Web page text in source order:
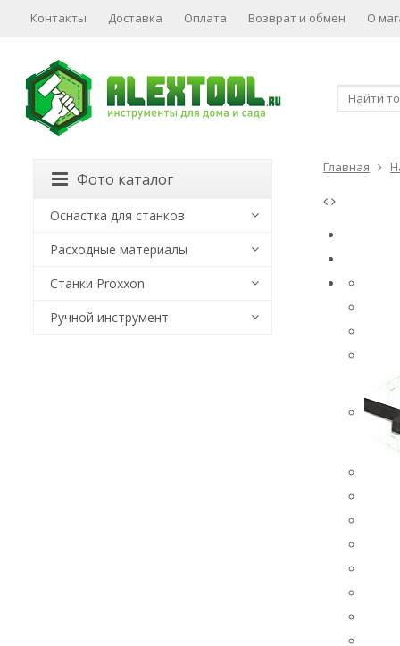
Контакты Доставка Оплата Возврат и обмен О
Фото каталог
Оснастка для станков
Расходные материалы
Станки Proxxon
Ручной инструмент
Главная